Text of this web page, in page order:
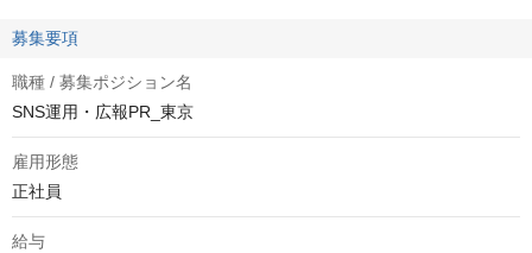
募集要項
職種 / 募集ポジション名
SNS運用・広報PR_東京
雇用形態
正社員
給与